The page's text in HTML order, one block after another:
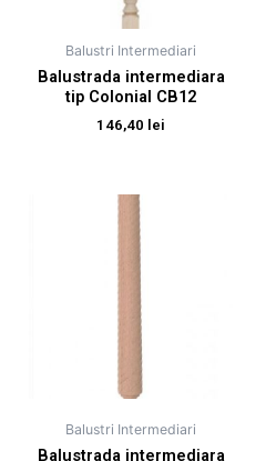
Balustri Intermediari
Balustrada intermediara
tip Colonial CB12
146,40 lei
Balustri Intermediari
Balustrada intermediara